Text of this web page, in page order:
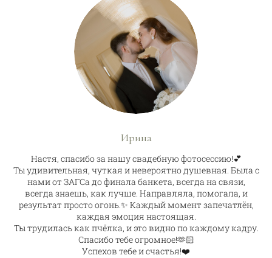
Ирина
Настя, спасибо за нашу свадебную фотосессию!💕
Ты удивительная, чуткая и невероятно душевная. Была с
нами от ЗАГСа до финала банкета, всегда на связи,
всегда знаешь, как лучше. Направляла, помогала, и
результат просто огонь.✨ Каждый момент запечатлён,
каждая эмоция настоящая.
Ты трудилась как пчёлка, и это видно по каждому кадру.
Спасибо тебе огромное!🫶🏻
Успехов тебе и счастья!❤️